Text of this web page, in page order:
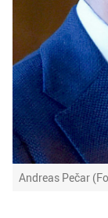
Andreas Pečar